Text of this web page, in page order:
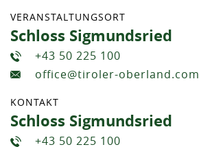
VERANSTALTUNGSORT
Schloss Sigmundsried
+43 50 225 100
office@tiroler-oberland.com
KONTAKT
Schloss Sigmundsried
+43 50 225 100